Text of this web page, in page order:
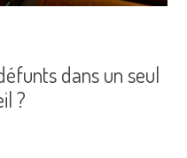
dans un seul
?